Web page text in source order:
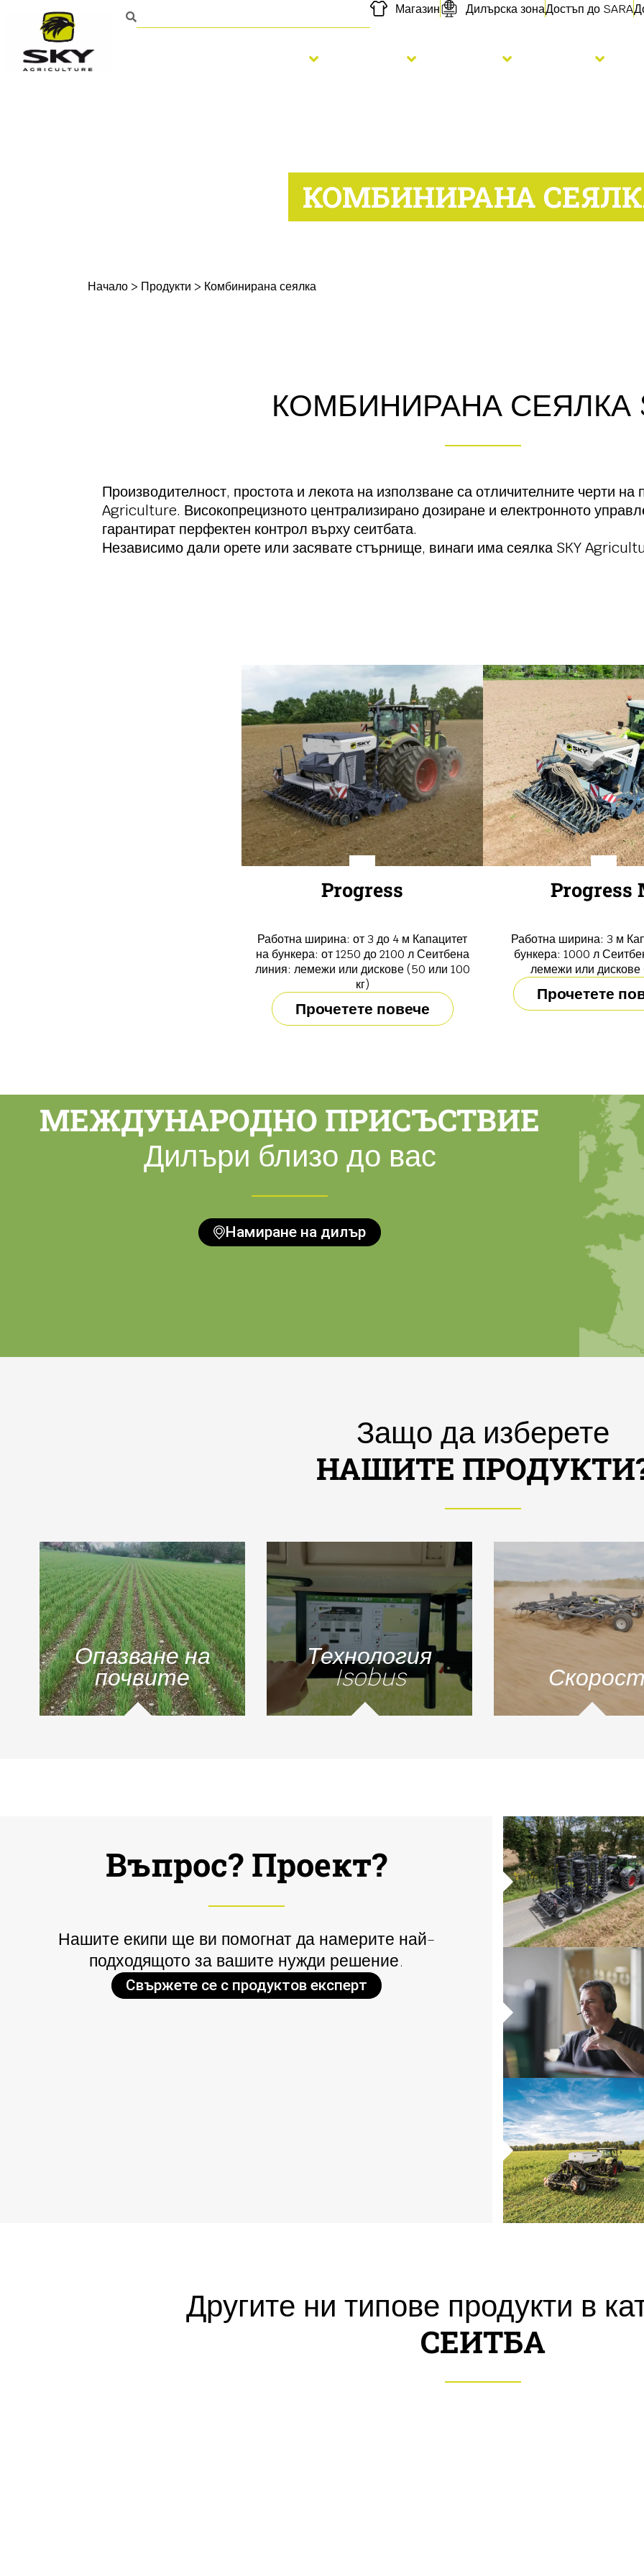
Магазин Дилърска зонаДостъп до SARA
КОМБИНИРАНА
Начало > Продукти > Комбинирана сеялка
КОМБИНИРАНА СЕЯЛКА
Производителност, простота и лекота на използване са отличителните черти на
Agriculture. Високопрецизното централизирано дозиране и електронното
гарантират перфектен контрол върху сеитбата.
Независимо дали орете или засявате стърнище, винаги има сеялка SKY
Progress
Работна ширина: от 3 до 4 м Капацитет
на бункера: от 1250 до 2100 л Сеитбена
линия: лемежи или дискове (50 или 100
кг)
Прочетете повече
Progress
Работна ширина: 3 м
бункера: 1000 л
лемежи или дискове
Прочетете
МЕЖДУНАРОДНО ПРИСЪСТВИЕ
Дилъри близо до вас
Намиране на дилър
Защо да изберете
НАШИТЕ
Опазване на
почвите
Технология
Isobus
Въпрос? Проект?
Нашите екипи ще ви помогнат да намерите най-
подходящото за вашите нужди решение.
Свържете се с продуктов експерт
Другите ни типове продукти в
СЕИТБА